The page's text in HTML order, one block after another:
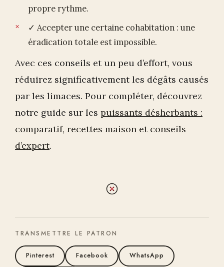
propre rythme.
✓ Accepter une certaine cohabitation : une
éradication totale est impossible.
Avec ces conseils et un peu d’effort, vous
réduirez significativement les dégâts causés
par les limaces. Pour compléter, découvrez
notre guide sur les puissants désherbants :
comparatif, recettes maison et conseils
d’expert.
TRANSMETTRE LE PATRON
Pinterest Facebook WhatsApp